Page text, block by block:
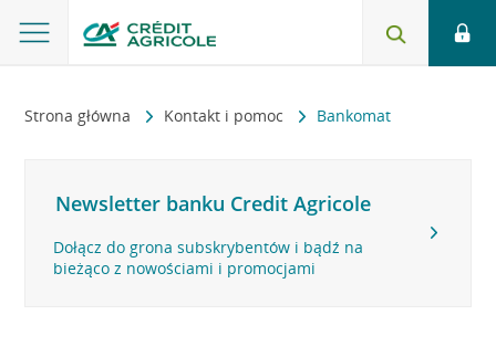
Strona główna Kontakt i pomoc Bankomat
Newsletter banku Credit Agricole
Dołącz do grona subskrybentów i bądź na
bieżąco z nowościami i promocjami